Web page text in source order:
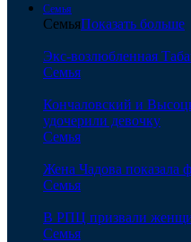
Семья
СемьяПоказать больше
Экс-возлюбленная
Семья
Кончаловский и
удочерили девочку
Семья
Жена Чадова показала
Семья
В РПЦ призвали
Семья